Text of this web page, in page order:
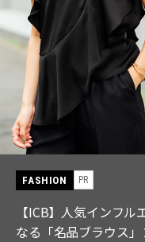
FASHION PR
【ICB】人気インフ
なる「名品ブラウス